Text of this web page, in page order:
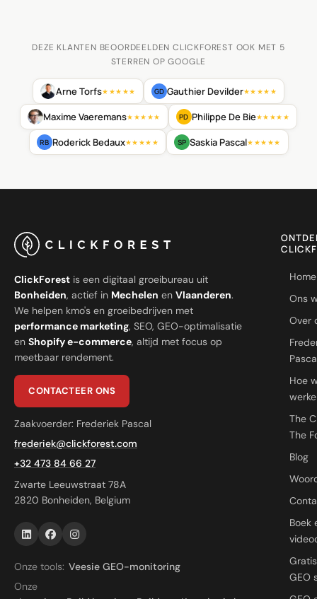
DEZE KLANTEN BEOORDEELDEN CLICKFOREST OOK MET 5
STERREN OP GOOGLE
Arne Torfs★★★★★ GD Gauthier Devilder★★★★★
Maxime Vaeremans★★★★★ PD Philippe De Bie★★★★★
RB Roderick Bedaux★★★★★ SP Saskia Pascal★★★★★
ClickForest is een digitaal groeibureau uit
Bonheiden, actief in Mechelen en Vlaanderen.
We helpen kmo's en groeibedrijven met
performance marketing, SEO, GEO-optimalisatie
en Shopify e-commerce, altijd met focus op
meetbaar rendement.
CONTACTEER ONS
Zaakvoerder: Frederiek Pascal
frederiek@clickforest.com
+32 473 84 66 27
Zwarte Leeuwstraat 78A
2820 Bonheiden, Belgium
Onze tools: Veesie GEO-monitoring
Onze
Home
Ons
Over
Hoe
The
The
Blog
Boek
GEO